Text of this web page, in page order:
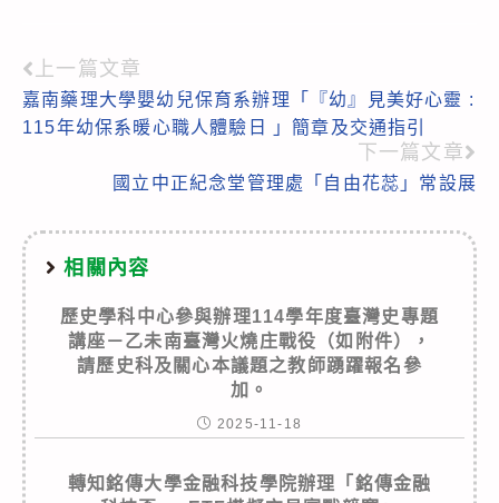
Read
more
上一篇文章
嘉南藥理大學嬰幼兒保育系辦理「『幼』見美好心靈 :
115年幼保系暖心職人體驗日 」簡章及交通指引
下一篇文章
國立中正紀念堂管理處「自由花蕊」常設展
相關內容
歷史學科中心參與辦理114學年度臺灣史專題
講座－乙未南臺灣火燒庄戰役（如附件），
請歷史科及關心本議題之教師踴躍報名參
加。
2025-11-18
轉知銘傳大學金融科技學院辦理「銘傳金融